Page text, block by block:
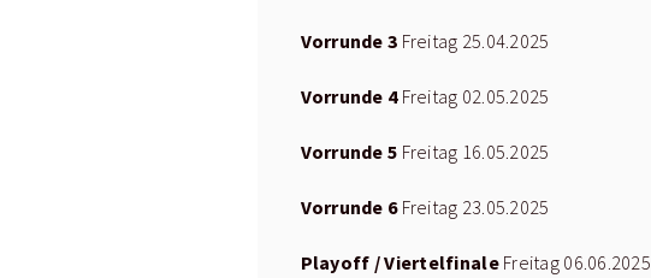
Vorrunde 3 Freitag 25.04.2025
Vorrunde 4Freitag 02.05.2025
Vorrunde 5 Freitag 16.05.2025
Vorrunde 6Freitag 23.05.2025
Playoff / ViertelfinaleFreitag 06.06.2025